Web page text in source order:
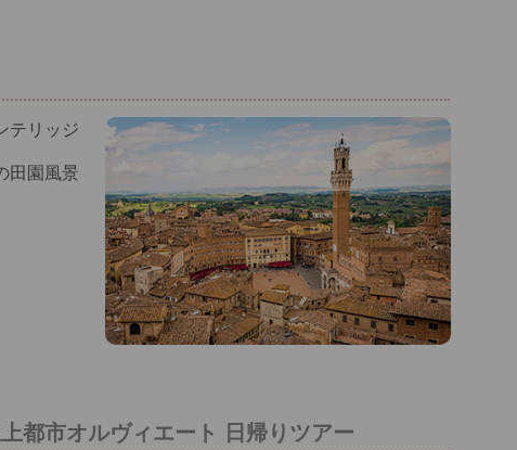
テリッジ
田園風景
都市オルヴィエート 日帰りツアー